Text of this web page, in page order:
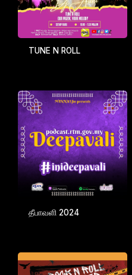
TUNE N ROLL
தீபாவளி 2024